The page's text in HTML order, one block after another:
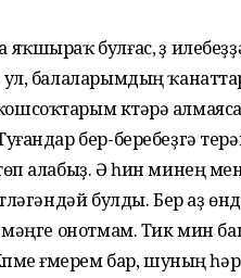
булғас, үҙ
балаларымдың
күтәрә
бер-беребеҙгә
алабыҙ. Ә һин минең
булды. Бер аҙ
онотмам. Тик мин
ғүмерем бар, шуның